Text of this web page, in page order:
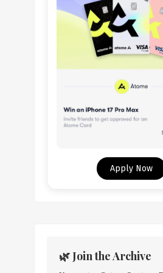
Apply Now
🌿 Join the Archive